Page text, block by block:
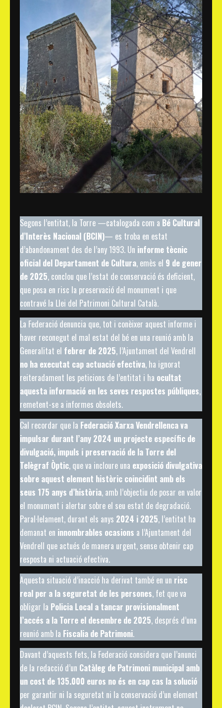
Segons l’entitat, la Torre —catalogada com a Bé Cultural
d’Interès Nacional (BCIN)— es troba en estat
d’abandonament des de l’any 1993. Un informe tècnic
oficial del Departament de Cultura, emès el 9 de gener
de 2025, conclou que l’estat de conservació és deficient,
que posa en risc la preservació del monument i que
contravé la Llei del Patrimoni Cultural Català.
La Federació denuncia que, tot i conèixer aquest informe i
haver reconegut el mal estat del bé en una reunió amb la
Generalitat el febrer de 2025, l’Ajuntament del Vendrell
no ha executat cap actuació efectiva, ha ignorat
reiteradament les peticions de l’entitat i ha ocultat
aquesta informació en les seves respostes públiques,
remetent-se a informes obsolets.
Cal recordar que la Federació Xarxa Vendrellenca va
impulsar durant l’any 2024 un projecte específic de
divulgació, impuls i preservació de la Torre del
Telègraf Òptic, que va incloure una exposició divulgativa
sobre aquest element històric coincidint amb els
seus 175 anys d’història, amb l’objectiu de posar en valor
el monument i alertar sobre el seu estat de degradació.
Paral·lelament, durant els anys 2024 i 2025, l’entitat ha
demanat en innombrables ocasions a l’Ajuntament del
Vendrell que actués de manera urgent, sense obtenir cap
resposta ni actuació efectiva.
Aquesta situació d’inacció ha derivat també en un risc
real per a la seguretat de les persones, fet que va
obligar la Policia Local a tancar provisionalment
l’accés a la Torre el desembre de 2025, després d’una
reunió amb la Fiscalia de Patrimoni.
Davant d’aquests fets, la Federació considera que l’anunci
de la redacció d’un Catàleg de Patrimoni municipal amb
un cost de 135.000 euros no és en cap cas la solució
per garantir ni la seguretat ni la conservació d’un element